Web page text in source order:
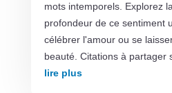
mots intemporels. Explorez
profondeur de ce sentiment
célébrer l'amour ou se
beauté. Citations à partager
lire plus